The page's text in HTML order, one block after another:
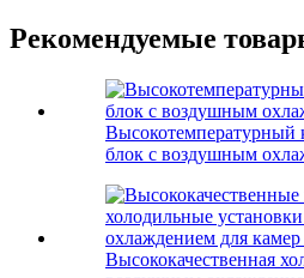
Рекомендуемые
Высокотемпературный
блок с воздушным
Высококачественная